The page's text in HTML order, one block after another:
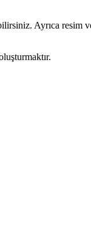
Ayrıca